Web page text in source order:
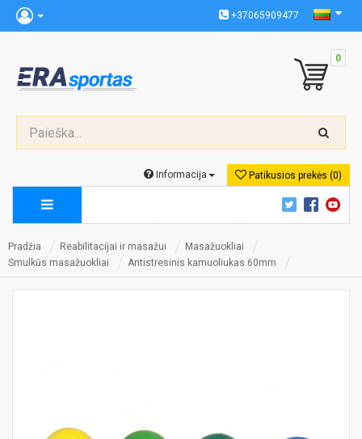
+37065909477
0
Patikusios prekės (0)
Informacija
Pradžia Reabilitacijai ir masažui
Masažuokliai
Smulkūs masažuokliai
Antistresinis kamuoliukas 60mm